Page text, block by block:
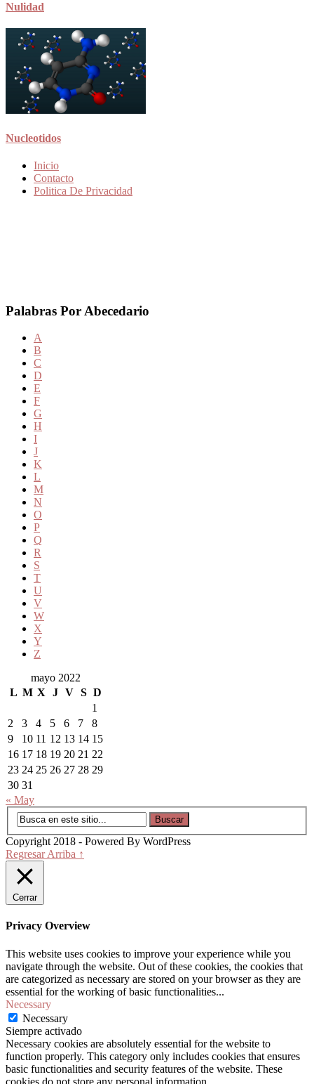
Nulidad
Nucleotidos
Inicio
Contacto
Politica De Privacidad
Palabras Por Abecedario
A
B
C
D
E
F
G
H
I
J
K
L
M
N
O
P
Q
R
S
T
U
V
W
X
Y
Z
mayo 2022
L M X J V S D
1
2
3 4 5 6 7
8
9
10 11 12 13 14 15
16 17 18 19 20 21 22
23 24 25 26 27 28 29
30 31
« May
Copyright 2018 - Powered By WordPress
Regresar Arriba ↑
Cerrar
Privacy Overview
This website uses cookies to improve your experience while you
navigate through the website. Out of these cookies, the cookies that
are categorized as necessary are stored on your browser as they are
essential for the working of basic functionalities...
Necessary
Necessary
Siempre activado
Necessary cookies are absolutely essential for the website to
function properly. This category only includes cookies that ensures
basic functionalities and security features of the website. These
cookies do not store any personal information.